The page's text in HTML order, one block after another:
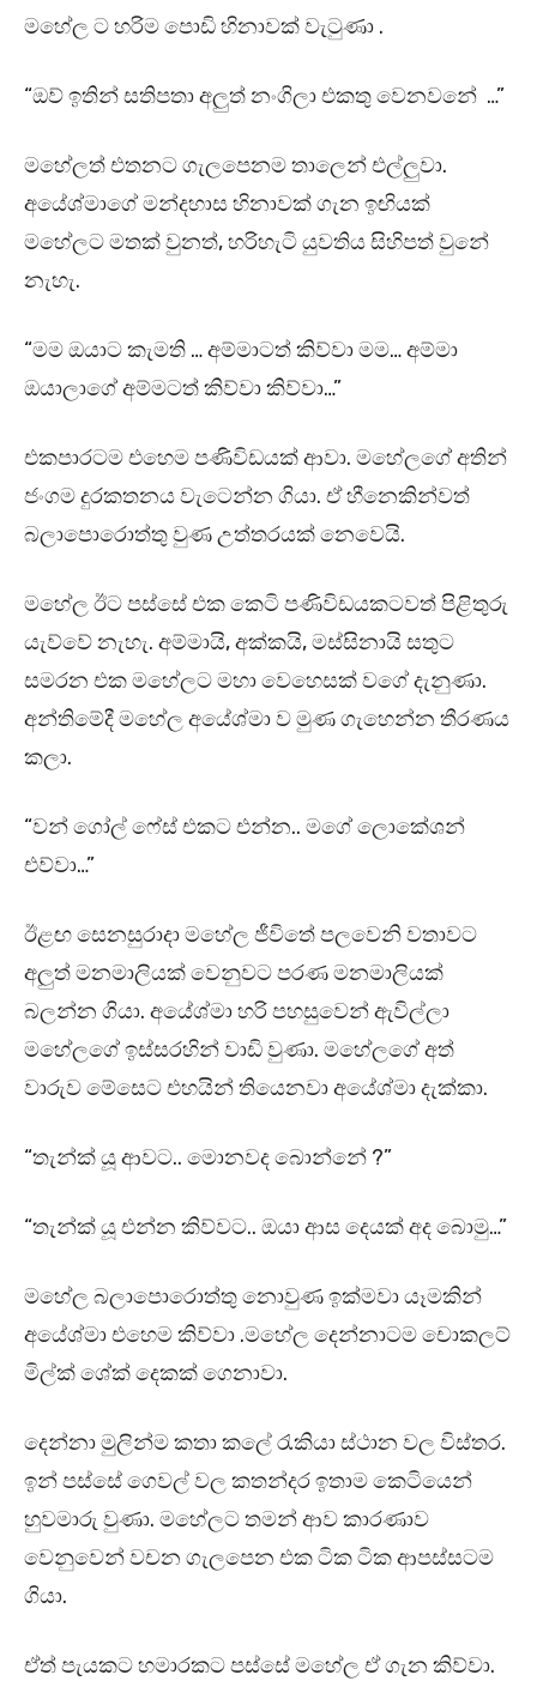
මහේල ට හරිම පොඩි හිනාවක් වැටුණා .
“ඔව් ඉතින් සතිපතා අලුත් නංගිලා එකතු වෙනවනේ …”
මහේලත් එතනට ගැලපෙනම තාලෙන් එල්ලුවා.
අයේශ්මාගේ මන්දහාස හිනාවක් ගැන ඉඟියක්
මහේලට මතක් වුනත්, හරිහැටි යුවතිය සිහිපත් වුනේ
නැහැ.
“මම ඔයාට කැමති … අම්මාටත් කිව්වා මම… අම්මා
ඔයාලාගේ අම්මටත් කිව්වා කිව්වා…”
එකපාරටම එහෙම පණිවිඩයක් ආවා. මහේලගේ අතින්
ජංගම දුරකතනය වැටෙන්න ගියා. ඒ හීනෙකින්වත්
බලාපොරොත්තු වුණ උත්තරයක් නෙවෙයි.
මහේල ඊට පස්සේ එක කෙටි පණිවිඩයකටවත් පිළිතුරු
යැව්වේ නැහැ. අම්මායි, අක්කයි, මස්සිනායි සතුට
සමරන එක මහේලට මහා වෙහෙසක් වගේ දැනුණා.
අන්තිමේදී මහේල අයේශ්මා ව මුණ ගැහෙන්න තීරණය
කලා.
“වන් ගෝල් ෆේස් එකට එන්න.. මගේ ලොකේශන්
එව්වා…”
ඊළඟ සෙනසුරාදා මහේල ජීවිතේ පලවෙනි වතාවට
අලුත් මනමාලියක් වෙනුවට පරණ මනමාලියක්
බලන්න ගියා. අයේශ්මා හරි පහසුවෙන් ඇවිල්ලා
මහේලගේ ඉස්සරහින් වාඩි වුණා. මහේලගේ අත්
වාරුව මේසෙට එහයින් තියෙනවා අයේශ්මා දැක්කා.
“තැන්ක් යූ ආවට.. මොනවද බොන්නේ ?”
“තැන්ක් යූ එන්න කිව්වට.. ඔයා ආස දෙයක් අද බොමු…”
මහේල බලාපොරොත්තු නොවුණ ඉක්මවා යෑමකින්
අයේශ්මා එහෙම කිව්වා .මහේල දෙන්නාටම චොකලට්
මිල්ක් ශේක් දෙකක් ගෙනාවා.
දෙන්නා මුලින්ම කතා කලේ රැකියා ස්ථාන වල විස්තර.
ඉන් පස්සේ ගෙවල් වල කතන්දර ඉතාම කෙටියෙන්
හුවමාරු වුණා. මහේලට තමන් ආව කාරණාව
වෙනුවෙන් වචන ගැලපෙන එක ටික ටික ආපස්සටම
ගියා.
ඒත් පැයකට හමාරකට පස්සේ මහේල ඒ ගැන කිව්වා.